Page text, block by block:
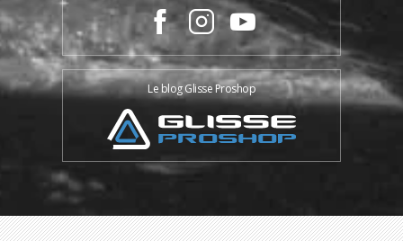
Le blog Glisse Proshop